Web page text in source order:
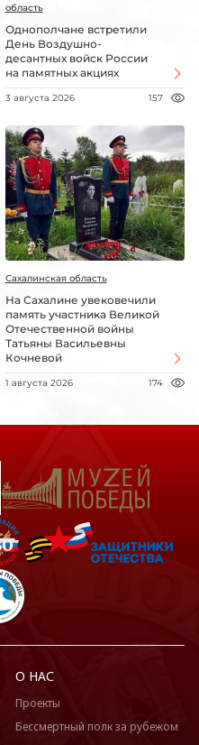
область
Однополчане встретили
День Воздушно-
десантных войск России
на памятных акциях
3 августа 2026 157
Сахалинская область
На Сахалине увековечили
память участника Великой
Отечественной войны
Татьяны Васильевны
Кочневой
1 августа 2026 174
О НАС
Проекты
Бессмертный полк за рубежом